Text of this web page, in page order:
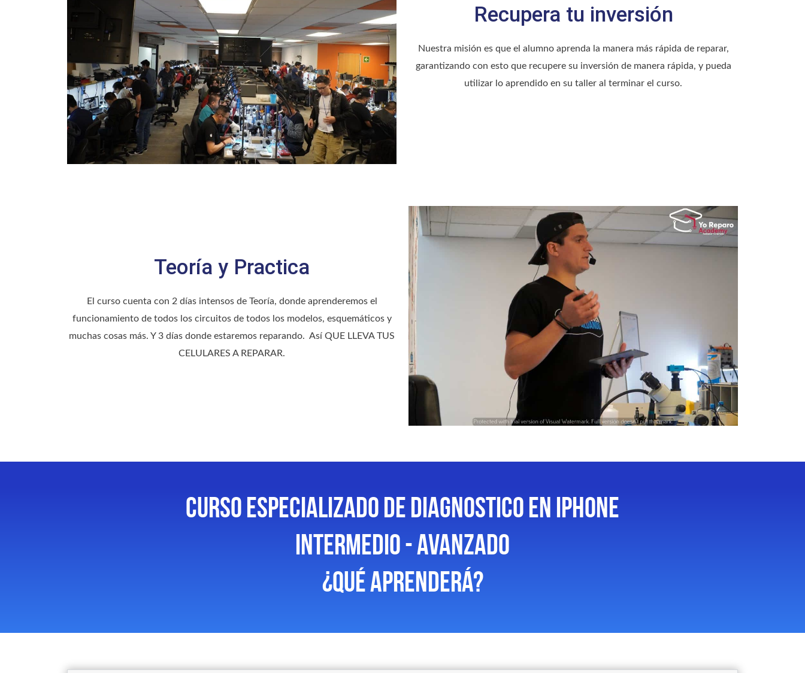
Recupera tu inversión
Nuestra misión es que el alumno aprenda la manera más rápida de reparar,
garantizando con esto que recupere su inversión de manera rápida, y pueda
utilizar lo aprendido en su taller al terminar el curso.
Teoría y Practica
El curso cuenta con 2 días intensos de Teoría, donde aprenderemos el
funcionamiento de todos los circuitos de todos los modelos, esquemáticos y
muchas cosas más. Y 3 días donde estaremos reparando. Así QUE LLEVA TUS
CELULARES A REPARAR.
CURSO ESPECIALIZADO DE DIAGNOSTICO EN IPHONE
INTERMEDIO - AVANZADO
¿Qué aprenderá?